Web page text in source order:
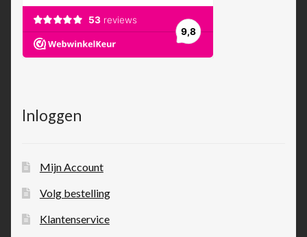
Inloggen
Mijn Account
Volg bestelling
Klantenservice